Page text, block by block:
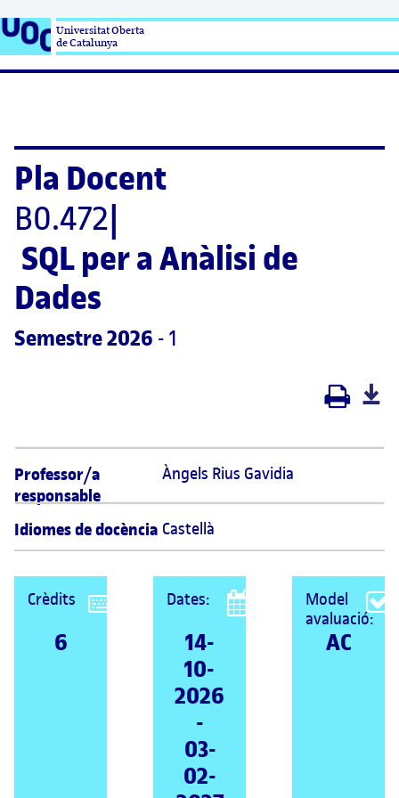
Universitat Oberta
de Catalunya
Pla Docent
B0.472
SQL per a Anàlisi de
Dades
Semestre 2026 - 1
Professor/a
responsable
Àngels Rius Gavidia
Idiomes de docència Castellà
Crèdits
6
Dates:
14-
10-
2026
-
03-
02-
Model
avaluació:
AC